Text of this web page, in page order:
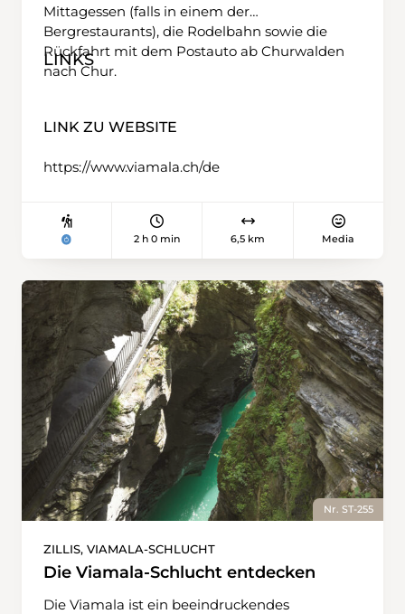
Mittagessen (falls in einem der
Bergrestaurants), die Rodelbahn sowie die
Rückfahrt mit dem Postauto ab Churwalden
nach Chur.
LINKS
LINK ZU WEBSITE
https://www.viamala.ch/de
2 h 0 min 6,5 km Media
Nr. ST-255
ZILLIS, VIAMALA-SCHLUCHT
Die Viamala-Schlucht entdecken
Die Viamala ist ein beeindruckendes